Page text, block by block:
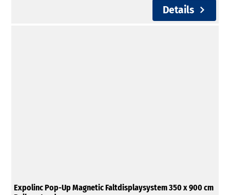
Details
Expolinc Pop-Up Magnetic Faltdisplaysystem 350 x 900 cm